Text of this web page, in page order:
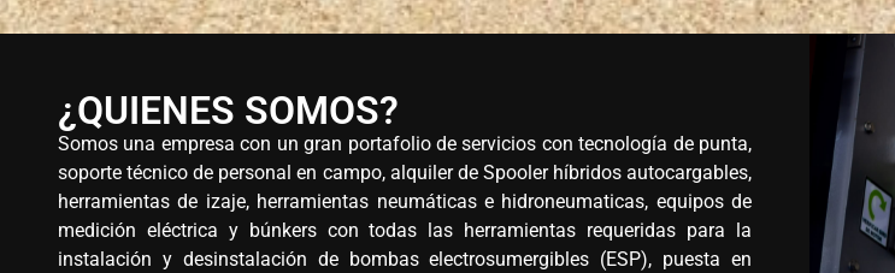
¿QUIENES SOMOS?
Somos una empresa con un gran portafolio de servicios con tecnología de punta,
soporte técnico de personal en campo, alquiler de Spooler híbridos autocargables,
herramientas de izaje, herramientas neumáticas e hidroneumaticas, equipos de
medición eléctrica y búnkers con todas las herramientas requeridas para la
instalación y desinstalación de bombas electrosumergibles (ESP), puesta en